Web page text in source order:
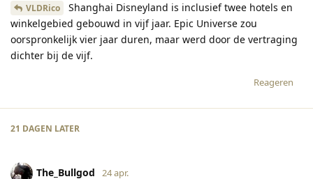
VLDRico
Shanghai Disneyland is inclusief twee hotels en
winkelgebied gebouwd in vijf jaar. Epic Universe zou
oorspronkelijk vier jaar duren, maar werd door de vertraging
dichter bij de vijf.
Reageren
21 DAGEN LATER
The_Bullgod 24 apr.